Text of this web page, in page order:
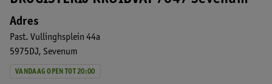
Adres
Past. Vullinghsplein 44a
5975DJ Sevenum
VANDAAG OPEN TOT 20:00